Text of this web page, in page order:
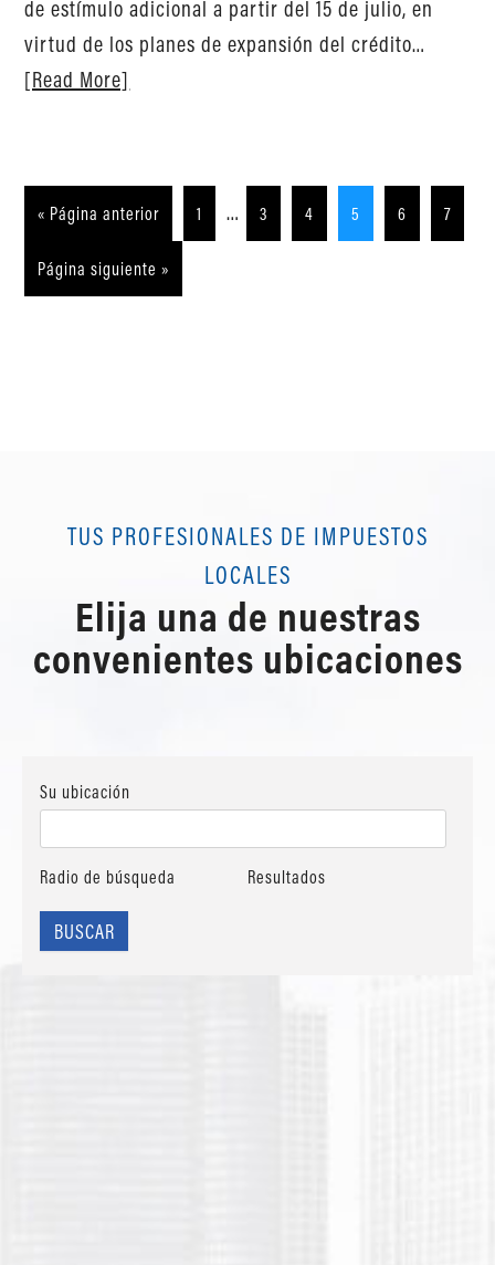
de estímulo adicional a partir del 15 de julio, en
virtud de los planes de expansión del crédito…
[Read More]
« Página anterior 1 … 3 4 5 6 7
Página siguiente »
TUS PROFESIONALES DE IMPUESTOS
LOCALES
Elija una de nuestras
convenientes ubicaciones
Su ubicación
Radio de búsqueda Resultados